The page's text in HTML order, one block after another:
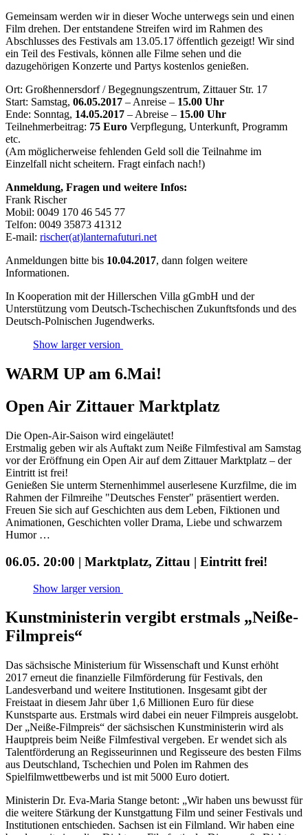
Gemeinsam werden wir in dieser Woche unterwegs sein und einen
Film drehen. Der entstandene Streifen wird im Rahmen des
Abschlusses des Festivals am 13.05.17 öffentlich gezeigt! Wir sind
ein Teil des Festivals, können alle Filme sehen und die
dazugehörigen Konzerte und Partys kostenlos genießen.
Ort: Großhennersdorf / Begegnungszentrum, Zittauer Str. 17
Start: Samstag, 06.05.2017 – Anreise – 15.00 Uhr
Ende: Sonntag, 14.05.2017 – Abreise – 15.00 Uhr
Teilnehmerbeitrag: 75 Euro Verpflegung, Unterkunft, Programm
etc.
(Am möglicherweise fehlenden Geld soll die Teilnahme im
Einzelfall nicht scheitern. Fragt einfach nach!)
Anmeldung, Fragen und weitere Infos:
Frank Rischer
Mobil: 0049 170 46 545 77
Telfon: 0049 35873 41312
E-mail: rischer(at)lanternafuturi.net
Anmeldungen bitte bis 10.04.2017, dann folgen weitere
Informationen.
In Kooperation mit der Hillerschen Villa gGmbH und der
Unterstützung vom Deutsch-Tschechischen Zukunftsfonds und des
Deutsch-Polnischen Jugendwerks.
Show larger version
WARM UP am 6.Mai!
Open Air Zittauer Marktplatz
Die Open-Air-Saison wird eingeläutet!
Erstmalig geben wir als Auftakt zum Neiße Filmfestival am Samstag
vor der Eröffnung ein Open Air auf dem Zittauer Marktplatz – der
Eintritt ist frei!
Genießen Sie unterm Sternenhimmel auserlesene Kurzfilme, die im
Rahmen der Filmreihe "Deutsches Fenster" präsentiert werden.
Freuen Sie sich auf Geschichten aus dem Leben, Fiktionen und
Animationen, Geschichten voller Drama, Liebe und schwarzem
Humor …
06.05. 20:00 | Marktplatz, Zittau | Eintritt frei!
Show larger version
Kunstministerin vergibt erstmals „Neiße-
Filmpreis“
Das sächsische Ministerium für Wissenschaft und Kunst erhöht
2017 erneut die finanzielle Filmförderung für Festivals, den
Landesverband und weitere Institutionen. Insgesamt gibt der
Freistaat in diesem Jahr über 1,6 Millionen Euro für diese
Kunstsparte aus. Erstmals wird dabei ein neuer Filmpreis ausgelobt.
Der „Neiße-Filmpreis“ der sächsischen Kunstministerin wird als
Hauptpreis beim Neiße Filmfestival vergeben. Er wendet sich als
Talentförderung an Regisseurinnen und Regisseure des besten Films
aus Deutschland, Tschechien und Polen im Rahmen des
Spielfilmwettbewerbs und ist mit 5000 Euro dotiert.
Ministerin Dr. Eva-Maria Stange betont: „Wir haben uns bewusst für
die weitere Stärkung der Kunstgattung Film und seiner Festivals und
Institutionen entschieden. Sachsen ist ein Filmland. Wir haben eine